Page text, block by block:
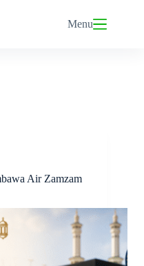
Menu
Air Zamzam